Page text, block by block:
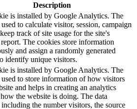
Description
is installed by Google Analytics. The
to calculate visitor, session, campaign
track of site usage for the site's
The cookies store information
and assign a randomly generated
identify unique visitors.
is installed by Google Analytics. The
to store information of how visitors
and helps in creating an analytics
the website is doing. The data
the number visitors, the source